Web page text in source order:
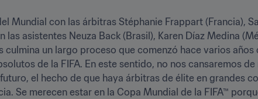
Mundial con las árbitras Stéphanie Frappart (Francia),
las asistentes Neuza Back (Brasil), Karen Díaz Medina
un largo proceso que comenzó hace varios años
de la FIFA. En este sentido, no nos cansaremos
el hecho de que haya árbitras de élite en grandes
Se merecen estar en la Copa Mundial de la FIFA™